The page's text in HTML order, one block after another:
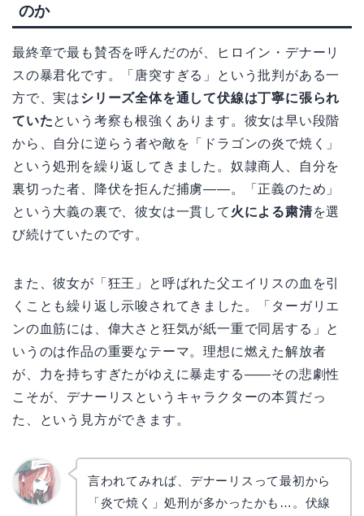
のか
最終章で最も賛否を呼んだのが、ヒロイン・デナーリ
スの暴君化です。「唐突すぎる」という批判がある一
方で、実はシリーズ全体を通して伏線は丁寧に張られ
ていたという考察も根強くあります。彼女は早い段階
から、自分に逆らう者や敵を「ドラゴンの炎で焼く」
という処刑を繰り返してきました。奴隷商人、自分を
裏切った者、降伏を拒んだ捕虜――。「正義のため」
という大義の裏で、彼女は一貫して 火による粛清を選
び続けていたのです。
また、彼女が「狂王」と呼ばれた父エイリスの血を引
くことも繰り返し示唆されてきました。「ターガリエ
ンの血筋には、偉大さと狂気が紙一重で同居する」と
いうのは作品の重要なテーマ。理想に燃えた解放者
が、力を持ちすぎたがゆえに暴走する――その悲劇性
こそが、デナーリスというキャラクターの本質だっ
た、という見方ができます。
言われてみれば、デナーリスって最初から
「炎で焼く」処刑が多かったかも…。伏線